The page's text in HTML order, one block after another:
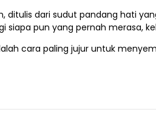
ditulis dari sudut pandang hati
siapa pun yang pernah merasa,
cara paling jujur untuk